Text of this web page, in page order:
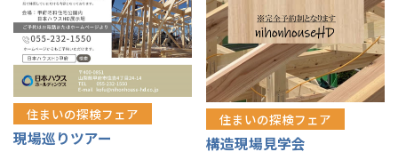
住まいの探検フェア
現場巡りツアー
住まいの探検フェア
構造現場見学会